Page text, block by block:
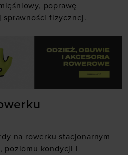
poprawę
sprawności fizycznej.
na rowerku stacjonarnym
poziomu kondycji i